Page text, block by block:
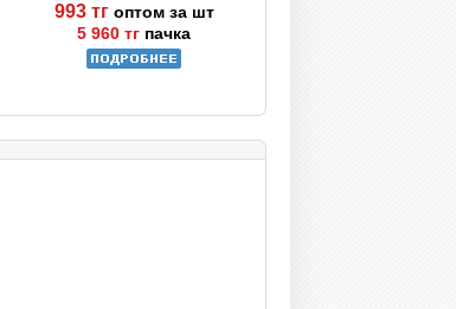
993 тг оптом за шт
5 960 тг пачка